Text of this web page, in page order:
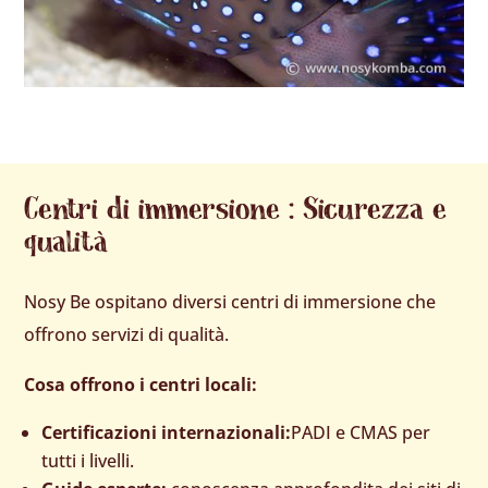
Centri di immersione : Sicurezza e
qualità
Nosy Be ospitano diversi centri di immersione che
offrono servizi di qualità.
Cosa offrono i centri locali:
Certificazioni internazionali:PADI e CMAS per
tutti i livelli.